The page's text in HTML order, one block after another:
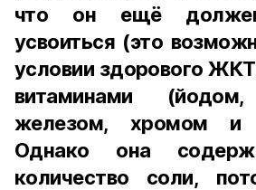
что он ещё должен
усвоиться (это
условии здорового
витаминами
железом, хромом и
Однако она
количество соли,